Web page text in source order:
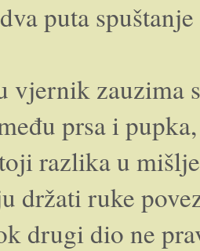
puta
vjernik zauzima
prsa i
razlika u
držati ruke
drugi dio ne